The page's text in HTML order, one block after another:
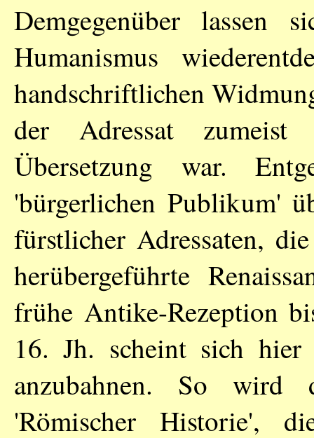
Demgegenüber
Humanismus
handschriftlichen
der Adressat
Übersetzung war.
'bürgerlichen Publikum'
fürstlicher Adressaten,
herübergeführte
frühe Antike-Rezeption
16. Jh. scheint sich hier
anzubahnen. So wird
'Römischer Historie',